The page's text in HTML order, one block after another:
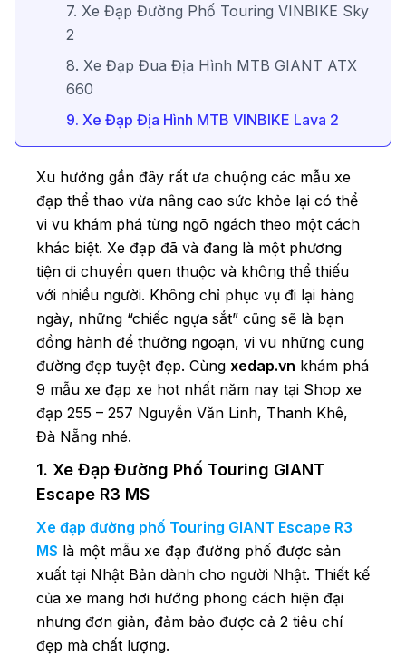
7. Xe Đạp Đường Phố Touring VINBIKE Sky
2
8. Xe Đạp Đua Địa Hình MTB GIANT ATX
660
9. Xe Đạp Địa Hình MTB VINBIKE Lava 2
Xu hướng gần đây rất ưa chuộng các mẫu xe
đạp thể thao vừa nâng cao sức khỏe lại có thể
vi vu khám phá từng ngõ ngách theo một cách
khác biệt. Xe đạp đã và đang là một phương
tiện di chuyển quen thuộc và không thể thiếu
với nhiều người. Không chỉ phục vụ đi lại hàng
ngày, những “chiếc ngựa sắt” cũng sẽ là bạn
đồng hành để thưởng ngoạn, vi vu những cung
đường đẹp tuyệt đẹp. Cùng xedap.vn khám phá
9 mẫu xe đạp xe hot nhất năm nay tại Shop xe
đạp 255 – 257 Nguyễn Văn Linh, Thanh Khê,
Đà Nẵng nhé.
1. Xe Đạp Đường Phố Touring GIANT
Escape R3 MS
Xe đạp đường phố Touring GIANT Escape R3
MS là một mẫu xe đạp đường phố được sản
xuất tại Nhật Bản dành cho người Nhật. Thiết kế
của xe mang hơi hướng phong cách hiện đại
nhưng đơn giản, đảm bảo được cả 2 tiêu chí
đẹp mà chất lượng.